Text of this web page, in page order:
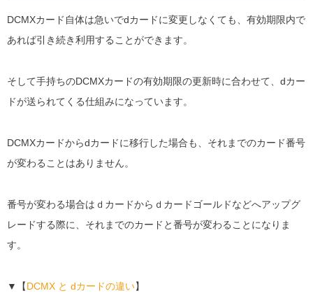
DCMXカード自体は急いでdカードに変更しなくても、有効期限内で
あれば引き続き利用することができます。
そして手持ちのDCMXカードの有効期限の更新時に合わせて、dカー
ドが送られてくる仕組みになっています。
DCMXカードからdカードに移行した場合も、それまでのカード番号
が変わることはありません。
番号が変わる場合はｄカードからｄカードゴールドなどへアップグ
レードする際に、それまでのカードと番号が変わることになりま
す。
▼【DCMX と dカードの違い】